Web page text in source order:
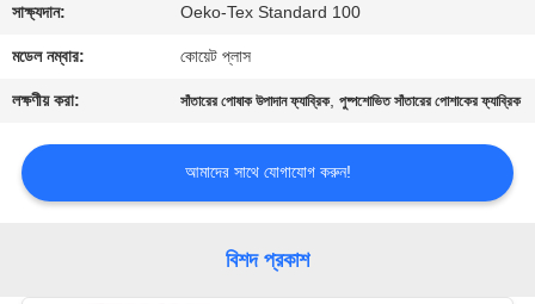
যোগাযোগ
করুন
খবর
সাক্ষ্যদান: Oeko-Tex Standard 100
মডেল নম্বার: কোয়েট প্লাস
লক্ষণীয় করা: সাঁতারের পোষাক উপাদান ফ্যাব্রিক,পুষ্পশোভিত সাঁতারের পোশাকের ফ্যাব্রিক
আমাদের সাথে যোগাযোগ করুন!
বিশদ প্রকাশ